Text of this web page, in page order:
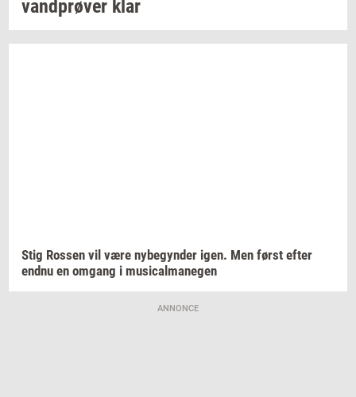
vand­prø­ver klar
Stig Ros­sen vil være ny­be­gyn­der igen. Men først efter
endnu en om­gang i mu­si­cal­ma­ne­gen
ANNONCE